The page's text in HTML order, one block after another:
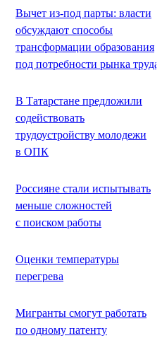
Вычет из-под парты: власти
обсуждают способы
трансформации образования
под потребности рынка труда
В Татарстане предложили
содействовать
трудоустройству молодежи
в ОПК
Россияне стали испытывать
меньше сложностей
с поиском работы
Оценки температуры
перегрева
Мигранты смогут работать
по одному патенту